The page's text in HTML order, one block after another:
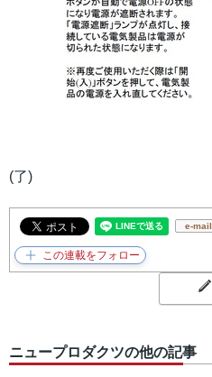
(了)
e-mail
ニュープロダクツの他の記事